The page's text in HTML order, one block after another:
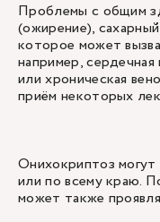
Проблемы с общим
(ожирение),
которое может
например,
или хроническая
приём некоторых
Онихокриптоз могут
или по всему краю.
может также